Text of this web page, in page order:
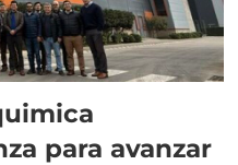
para avanzar